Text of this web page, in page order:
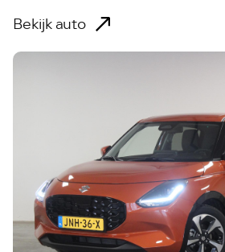
Bekijk auto